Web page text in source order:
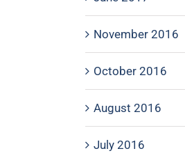
November 2016
October 2016
August 2016
July 2016